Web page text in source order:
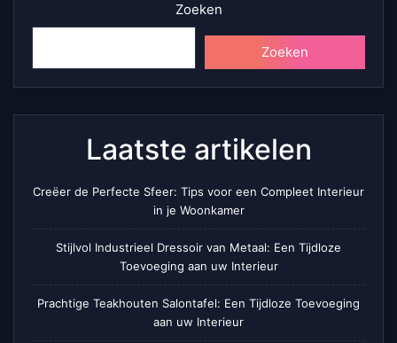
Zoeken
Zoeken
Laatste artikelen
Creëer de Perfecte Sfeer: Tips voor een Compleet Interieur
in je Woonkamer
Stijlvol Industrieel Dressoir van Metaal: Een Tijdloze
Toevoeging aan uw Interieur
Prachtige Teakhouten Salontafel: Een Tijdloze Toevoeging
aan uw Interieur